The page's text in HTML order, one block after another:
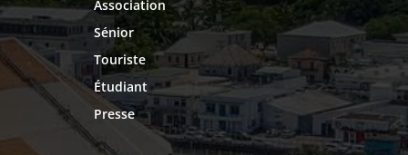
Association
Sénior
Touriste
Étudiant
Presse